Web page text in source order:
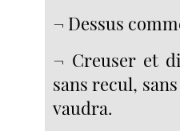
¬ Dessus
¬ Creuser et
sans recul,
vaudra.